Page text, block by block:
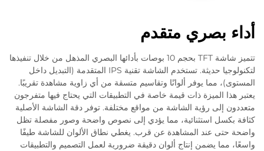
متقدم
تتميز شاشة TFT بحجم 10 بوصات بأدائها البصري المذهل من خلال تنفيذها
لتكنولوجيا حديثة. تستخدم الشاشة تقنية IPS المتقدمة (التبديل داخل
يوفر ألوانًا وتقاسيم متسقة من أي زاوية مشاهدة تقريبًا.
ذات قيمة خاصة في التطبيقات التي يحتاج فيها متفرجون
رؤية الشاشة من مواقع مختلفة. توفر دقة الشاشة الأصلية
استثنائية، مما يؤدي إلى نصوص واضحة وصور مفصلة تظل
المشاهدة عن قرب. يغطي نطاق الألوان للشاشة طيفًا
يضمن إنتاج ألوان دقيقة ضرورية لعمل التصميم والتطبيقات